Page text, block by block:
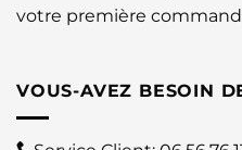
votre première
VOUS-AVEZ BESOIN